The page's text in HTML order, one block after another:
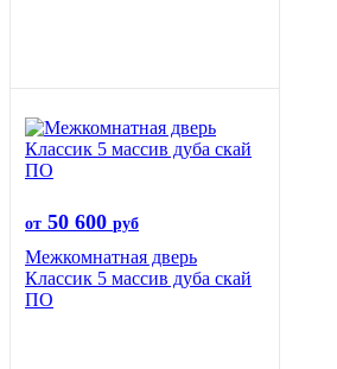
от 50 600 руб
Межкомнатная дверь
Классик 5 массив дуба скай
ПО